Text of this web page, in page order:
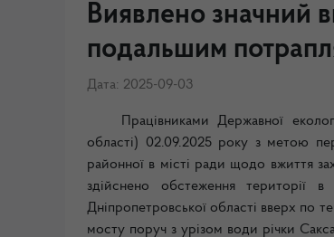
Виявлено значний
подальшим
Дата: 2025-09-03
Працівниками Державної
області) 02.09.2025 року з метою
районної в місті ради щодо вжиття
здійснено обстеження території
Дніпропетровської області вверх по
мосту поруч з урізом води річки